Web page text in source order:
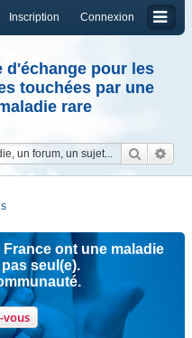
Connexion
Inscription
d'échange pour les
touchées par une
rare
ont une maladie
seul(e).
vous